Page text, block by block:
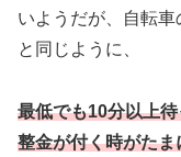
いようだが、自転
と同じように、
最低でも10分以上
整金が付く時がた